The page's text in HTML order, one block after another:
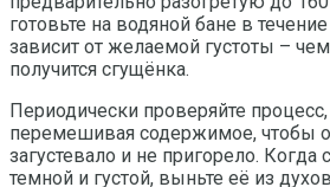
готовьте на водяной бане в
зависит от желаемой густоты –
получится сгущёнка.
Периодически проверяйте процесс,
перемешивая содержимое, чтобы
загустевало и не пригорело. Когда
темной и густой, выньте её из